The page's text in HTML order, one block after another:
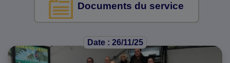
Documents du service
Date : 26/11/25